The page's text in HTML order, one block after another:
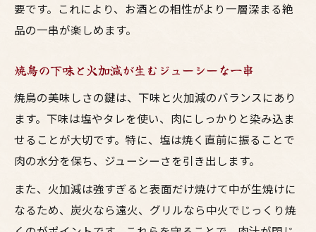
要です。これにより、お酒との相性がより一層深まる絶
品の一串が楽しめます。
焼鳥の下味と火加減が生むジューシーな一串
焼鳥の美味しさの鍵は、下味と火加減のバランスにあり
ます。下味は塩やタレを使い、肉にしっかりと染み込ま
せることが大切です。特に、塩は焼く直前に振ることで
肉の水分を保ち、ジューシーさを引き出します。
また、火加減は強すぎると表面だけ焼けて中が生焼けに
なるため、炭火なら遠火、グリルなら中火でじっくり焼